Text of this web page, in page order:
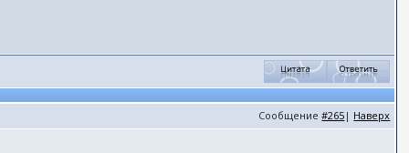
Сообщение#265 | Наверх